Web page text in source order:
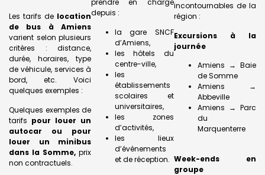
incontournables de la
région :
Excursions à la
journée
Amiens → Baie
de Somme
Amiens →
Abbeville
Amiens → Parc
du
Marquenterre
Week-ends en
groupe
prendre en charge
depuis :
la gare SNCF
d’Amiens,
les hôtels du
centre-ville,
les
établissements
scolaires et
universitaires,
les zones
d’activités,
les lieux
d’événements
et de réception.
Les tarifs de location
de bus à Amiens
varient selon plusieurs
critères : distance,
durée, horaires, type
de véhicule, services à
bord, etc. Voici
quelques exemples :
Quelques exemples de
tarifs pour louer un
autocar ou pour
louer un minibus
dans la Somme, prix
non contractuels.